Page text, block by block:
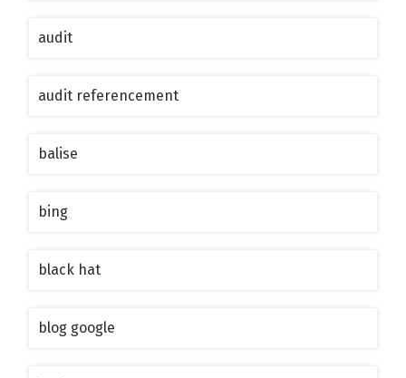
audit
audit referencement
balise
bing
black hat
blog google